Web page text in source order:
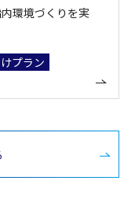
環境づくりを実
プラン